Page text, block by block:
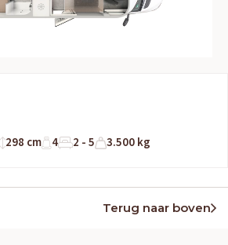
298 cm 4 2 - 5 3.500 kg
Terug naar boven